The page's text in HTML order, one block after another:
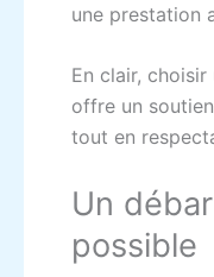
une prestation
En clair,
offre un
tout en
Un
possible